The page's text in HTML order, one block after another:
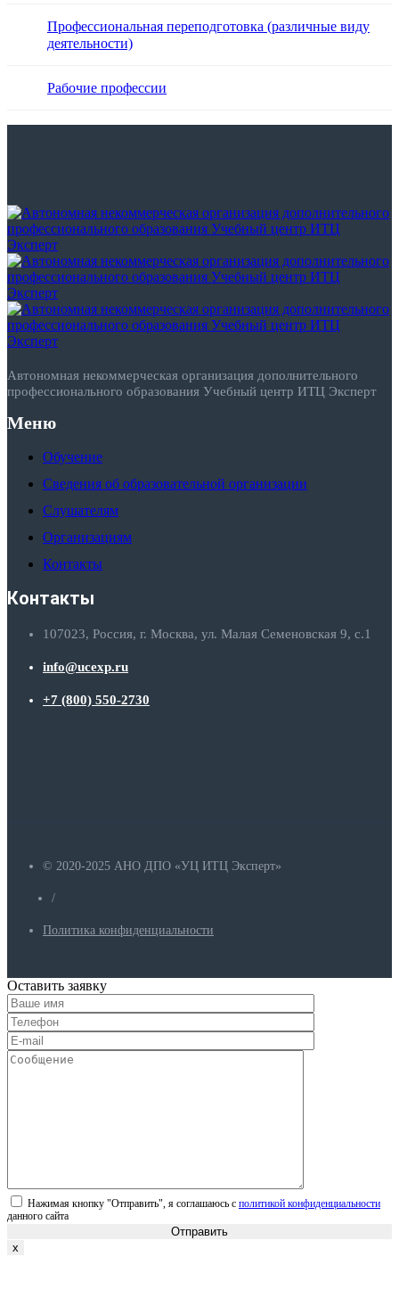
Профессиональная переподготовка (различные виду
деятельности)
Рабочие профессии
Автономная некоммерческая организация дополнительного
профессионального образования Учебный центр ИТЦ Эксперт
Меню
Обучение
Сведения об образовательной организации
Слушателям
Организациям
Контакты
Контакты
107023, Россия, г. Москва, ул. Малая Семеновская 9, с.1
info@ucexp.ru
+7 (800) 550-2730
© 2020-2025 АНО ДПО «УЦ ИТЦ Эксперт»
/
Политика конфиденциальности
Оставить заявку
Нажимая кнопку "Отправить", я соглашаюсь с политикой конфиденциальности
данного сайта
Отправить
x